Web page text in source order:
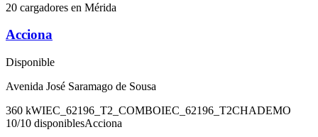
20 cargadores en Mérida
Acciona
Disponible
Avenida José Saramago de Sousa
360 kWIEC_62196_T2_COMBOIEC_62196_T2CHADEMO
10/10 disponiblesAcciona